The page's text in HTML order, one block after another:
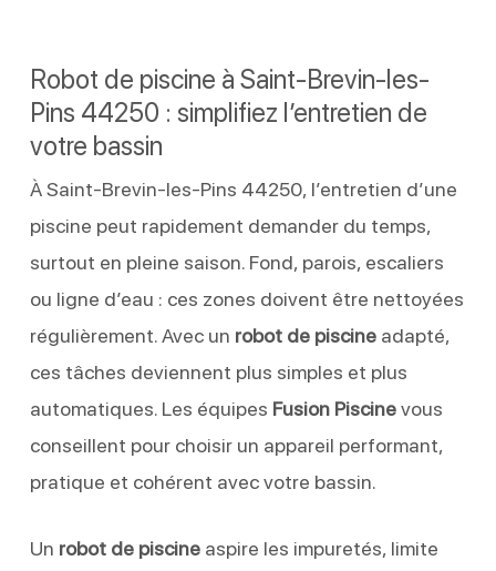
Robot de piscine à Saint-Brevin-les-
Pins 44250 : simplifiez l’entretien de
votre bassin
À Saint-Brevin-les-Pins 44250, l’entretien d’une
piscine peut rapidement demander du temps,
surtout en pleine saison. Fond, parois, escaliers
ou ligne d’eau : ces zones doivent être nettoyées
régulièrement. Avec un robot de piscineadapté,
ces tâches deviennent plus simples et plus
automatiques. Les équipes Fusion Piscinevous
conseillent pour choisir un appareil performant,
pratique et cohérent avec votre bassin.
Un robot de piscineaspire les impuretés, limite